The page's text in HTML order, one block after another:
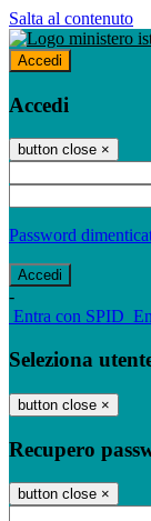
Salta al contenuto
Accedi
Accedi
button close ×
Password
-
Entra con SPID
Seleziona
button close ×
Recupero
button close ×